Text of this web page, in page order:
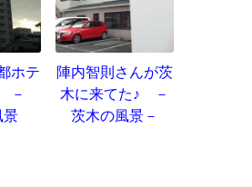
ホテ
－
景
陣内智則さんが茨
木に来てた♪ －
茨木の風景－